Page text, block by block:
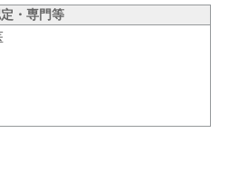
・専門等